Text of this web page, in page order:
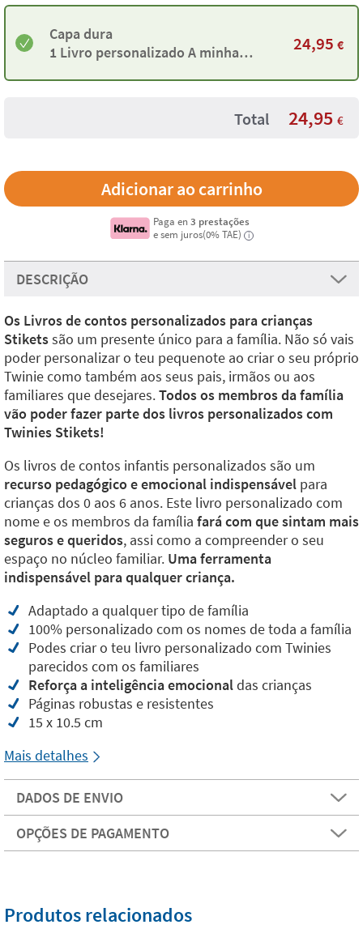
Capa dura
1 Livro personalizado A minha
24,95 €
Total 24,95 €
Paga en3 prestações
e sem juros(0% TAE)
i
DESCRIÇÃO
Os Livros de contos personalizados para crianças
Stiketssão um presente único para a família. Não só vais
poder personalizar o teu pequenote ao criar o seu próprio
Twinie como também aos seus pais, irmãos ou aos
familiares que desejares.Todos os membros da família
vão poder fazer parte dos livros personalizados com
Twinies Stikets!
Os livros de contos infantis personalizados são um
recurso pedagógico e emocional indispensável para
crianças dos 0 aos 6 anos. Este livro personalizado com
nome e os membros da família fará com que sintam mais
seguros e queridos, assi como a compreender o seu
espaço no núcleo familiar. Uma ferramenta
indispensável para qualquer criança.
Adaptado a qualquer tipo de família
100% personalizado com os nomes de toda a família
Podes criar o teu livro personalizado com Twinies
parecidos com os familiares
Reforça a inteligência emocionaldas crianças
Páginas robustas e resistentes
15 x 10.5 cm
Mais detalhes
DADOS DE ENVIO
OPÇÕES DE PAGAMENTO
Produtos relacionados